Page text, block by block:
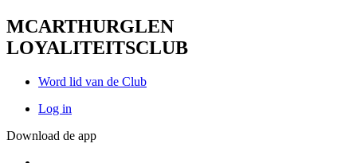
MCARTHURGLEN
LOYALITEITSCLUB
Word lid van de Club
Log in
Download de app